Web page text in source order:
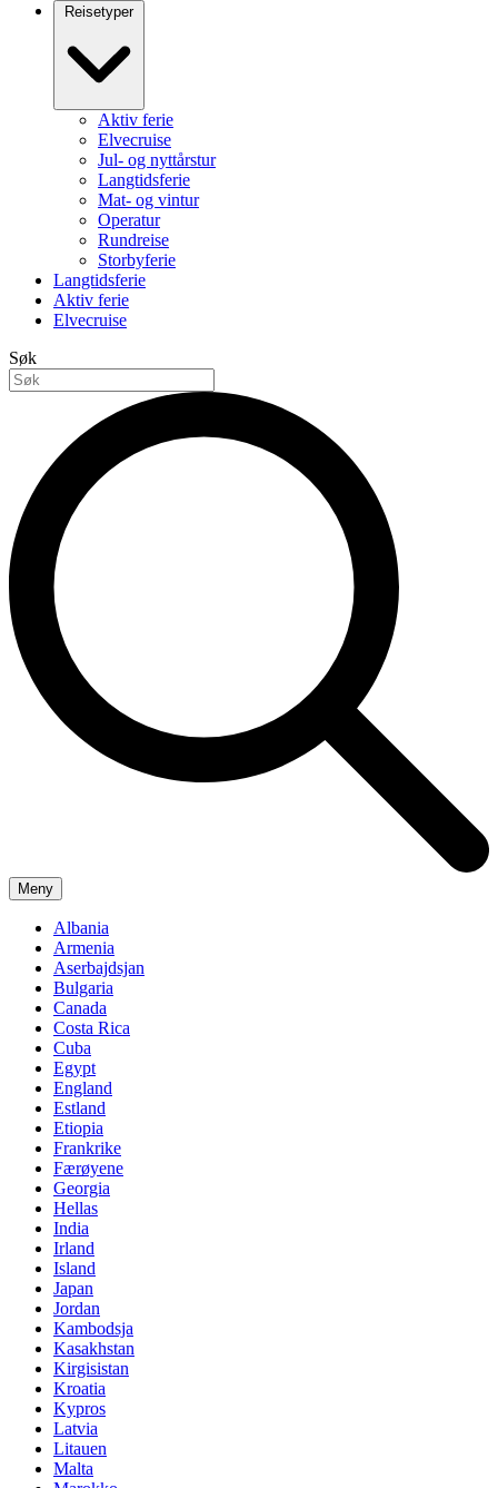
Reisetyper
Aktiv ferie
Elvecruise
Jul- og nyttårstur
Langtidsferie
Mat- og vintur
Operatur
Rundreise
Storbyferie
Langtidsferie
Aktiv ferie
Elvecruise
Søk
Meny
Albania
Armenia
Aserbajdsjan
Bulgaria
Canada
Costa Rica
Cuba
Egypt
England
Estland
Etiopia
Frankrike
Færøyene
Georgia
Hellas
India
Irland
Island
Japan
Jordan
Kambodsja
Kasakhstan
Kirgisistan
Kroatia
Kypros
Latvia
Litauen
Malta